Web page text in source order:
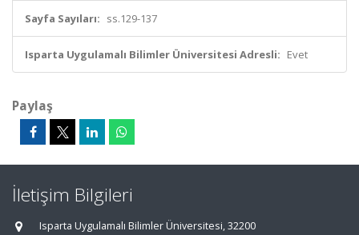
Sayfa Sayıları: ss.129-137
Isparta Uygulamalı Bilimler Üniversitesi Adresli: Evet
Paylaş
İletişim Bilgileri
Isparta Uygulamalı Bilimler Üniversitesi, 32200